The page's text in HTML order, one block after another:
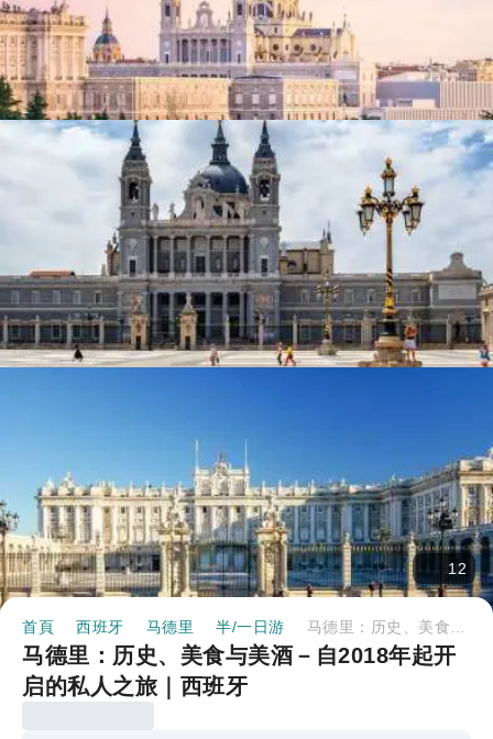
12
首頁 西班牙 马德里 半/一日游
马德里：历史、美食与美酒－自2018年起开
启的私人之旅｜西班牙